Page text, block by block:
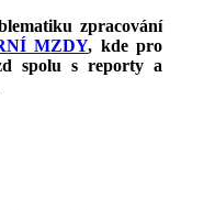
zpracování
MZDY, kde pro
spolu s reporty a